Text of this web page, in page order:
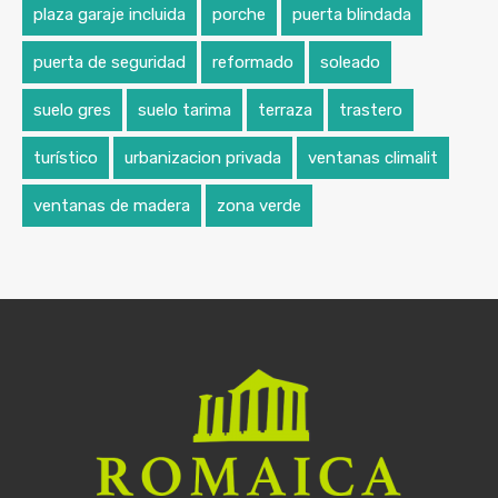
plaza garaje incluida porche puerta blindada
puerta de seguridad reformado soleado
suelo gres suelo tarima terraza trastero
turístico urbanizacion privada ventanas climalit
ventanas de madera zona verde